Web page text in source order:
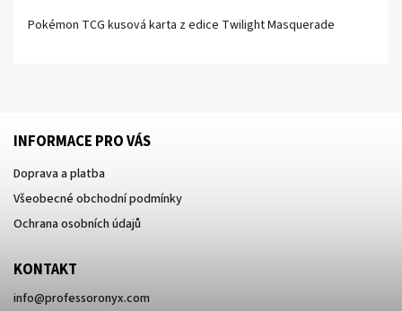
Pokémon TCG kusová karta z edice Twilight Masquerade
INFORMACE PRO VÁS
Doprava a platba
Všeobecné obchodní podmínky
Ochrana osobních údajů
KONTAKT
info@professoronyx.com